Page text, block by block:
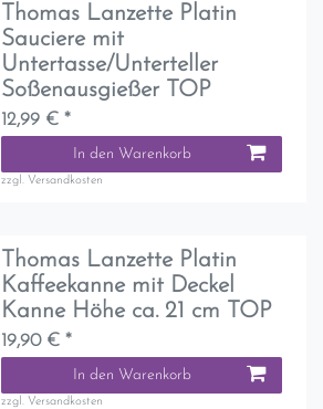
Thomas Lanzette Platin
Sauciere mit
Untertasse/Unterteller
Soßenausgießer TOP
12,99 € *
In den Warenkorb
zzgl. Versandkosten
Thomas Lanzette Platin
Kaffeekanne mit Deckel
Kanne Höhe ca. 21 cm TOP
19,90 € *
In den Warenkorb
zzgl. Versandkosten